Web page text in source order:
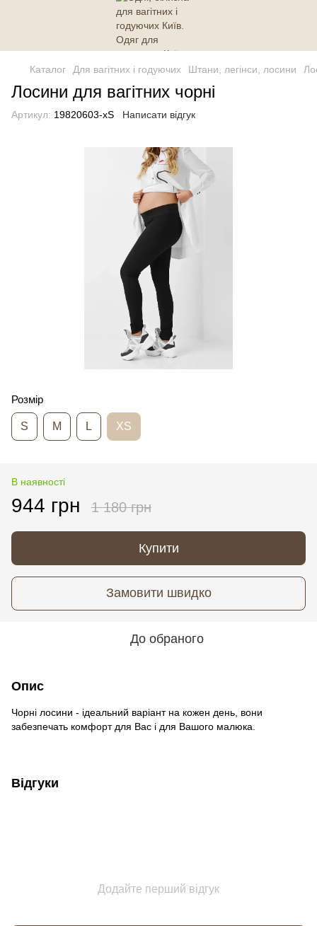
Каталог Для вагітних і годуючих Штани, легінси, лосини
Лосини для вагітних чорні
Артикул: 19820603-xS Написати відгук
Розмір
S M L XS
В наявності
944 грн 1 180 грн
Купити
Замовити швидко
До обраного
Опис
Чорні лосини - ідеальний варіант на кожен день, вони
забезпечать комфорт для Вас і для Вашого малюка.
Відгуки
Додайте перший відгук